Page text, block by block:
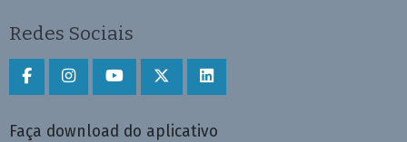
Redes Sociais
Faça download do aplicativo